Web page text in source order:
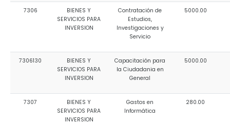
7306
BIENES Y
SERVICIOS PARA
INVERSION
Contratación de
Estudios,
Investigaciones y
Servicio
5000.00
7306130
BIENES Y
SERVICIOS PARA
INVERSION
Capacitación para
la Ciudadania en
General
5000.00
7307
BIENES Y
SERVICIOS PARA
INVERSION
Gastos en
Informática
280.00